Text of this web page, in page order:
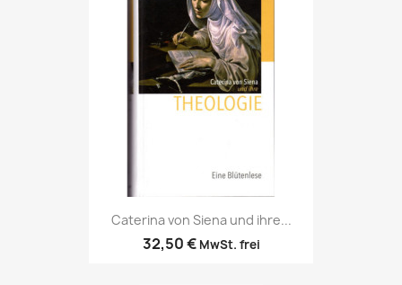
Caterina von Siena und ihre...
32,50 € MwSt. frei